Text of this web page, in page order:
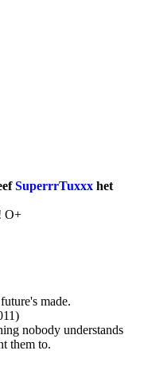
SuperrrTuxxx het
O+
made.
nobody understands
them to.